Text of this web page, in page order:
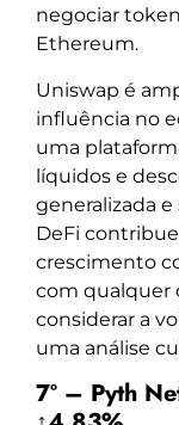
negociar
Ethereum.
Uniswap é
influência no
uma
líquidos e
generalizada
DeFi
crescimento
com qualquer
considerar a
uma análise
7º – Pyth